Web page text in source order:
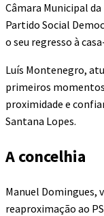
Câmara Municipal
Partido Social
o seu regresso à
Luís Montenegro,
primeiros momentos
proximidade e
Santana Lopes.
A concelhia
Manuel Domingues,
reaproximação ao